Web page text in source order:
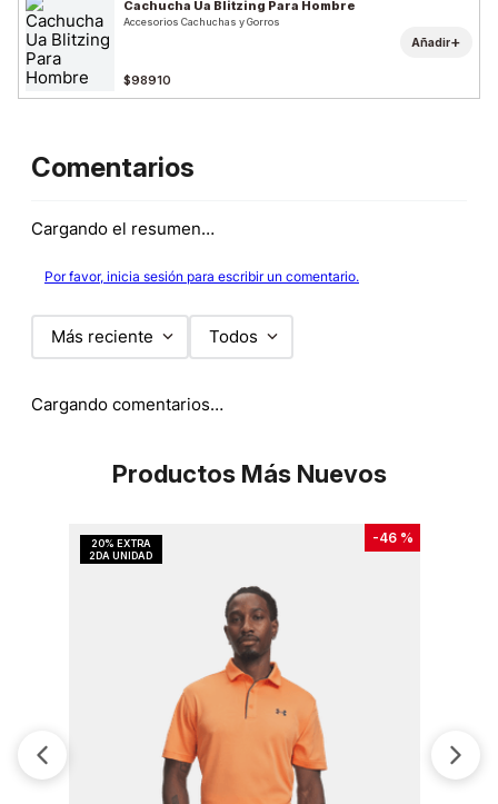
Cachucha Ua Blitzing Para Hombre
Accesorios Cachuchas y Gorros
$98910
Añadir+
Comentarios
Cargando el resumen…
Por favor, inicia sesión para escribir un comentario.
Más reciente Todos
Cargando comentarios…
Productos Más Nuevos
-46 %